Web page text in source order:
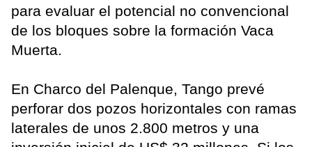
para evaluar el potencial no convencional
de los bloques sobre la formación Vaca
Muerta.
En Charco del Palenque, Tango prevé
perforar dos pozos horizontales con ramas
laterales de unos 2.800 metros y una